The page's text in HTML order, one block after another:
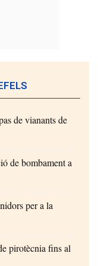
de vianants de
de bombament a
per a la
pirotècnia fins al